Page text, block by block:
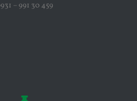
– 991 30 459